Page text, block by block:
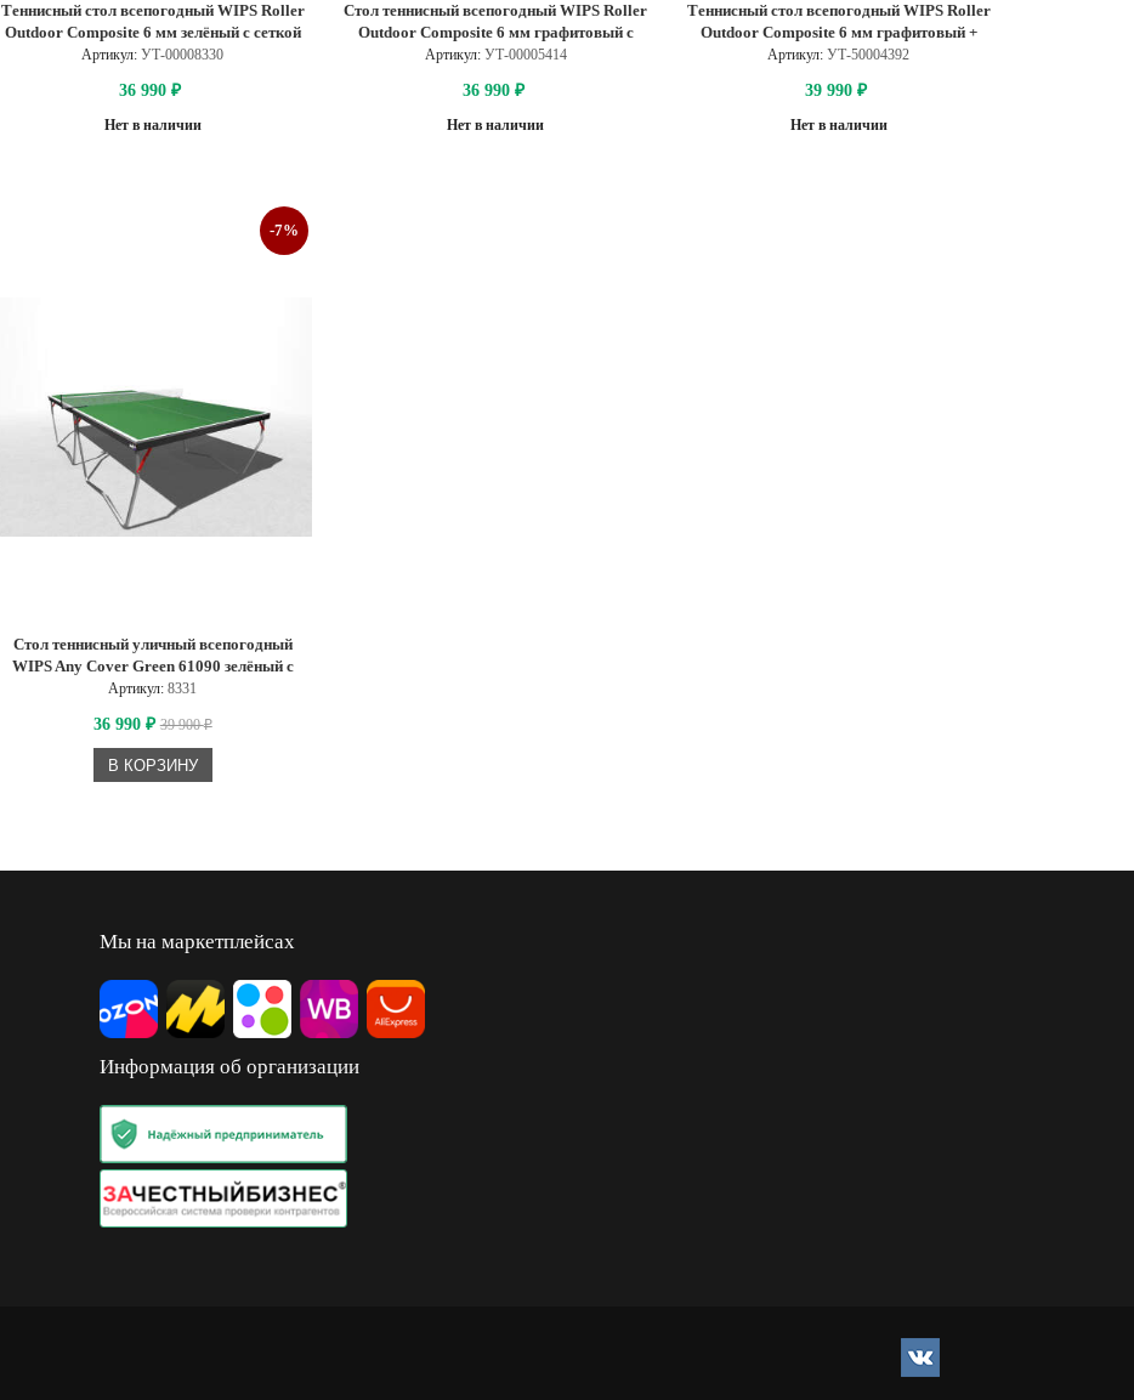
Теннисный стол всепогодный WIPS Roller
Outdoor Composite 6 мм зелёный с сеткой
(61080)
Артикул:УТ-00008330
36 990₽
Нет в наличии
Стол теннисный всепогодный WIPS Roller
Outdoor Composite 6 мм графитовый с
сеткой (61080)
Артикул: УТ-00005414
36 990 ₽
Нет в наличии
Теннисный стол всепогодный WIPS Roller
Outdoor Composite 6 мм графитовый +
набор Pack Quattro
Артикул:УТ-50004392
39 990₽
Нет в наличии
Cтол теннисный уличный всепогодный
WIPS Any Cover Green 61090 зелёный с
сеткой 1
Артикул:8331
36 990 ₽ 39 900₽
-7%
В КОРЗИНУ
Мы на маркетплейсах
Информация об организации